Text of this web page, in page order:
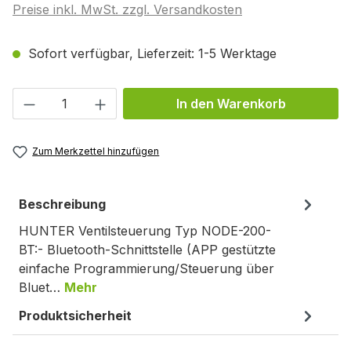
Preise inkl. MwSt. zzgl. Versandkosten
Sofort verfügbar, Lieferzeit: 1-5 Werktage
Produkt Anzahl: Gib den gewünschten
In den Warenkorb
Zum Merkzettel hinzufügen
Beschreibung
HUNTER Ventilsteuerung Typ NODE-200-
BT:- Bluetooth-Schnittstelle (APP gestützte
einfache Programmierung/Steuerung über
Bluet… Mehr
Produktsicherheit